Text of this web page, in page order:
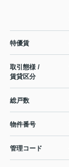
特優賃
取引態様 /
賃貸区分
総戸数
物件番号
管理コード